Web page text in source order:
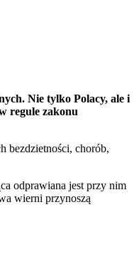
Nie tylko Polacy, ale i
regule zakonu
bezdzietności, chorób,
odprawiana jest przy nim
wierni przynoszą